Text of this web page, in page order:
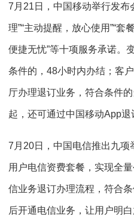
7月21日，中国移动举行发布
理”“主动提醒，放心使用”“套
便捷无忧”等十项服务承诺。
条件的，48小时内办结；客
厅办理退订业务，符合条件
起，还可通过中国移动App退
7月20日，中国电信推出九项
用户电信资费套餐，实现全
信业务退订办理流程，符合
后开通电信业务，让用户明白